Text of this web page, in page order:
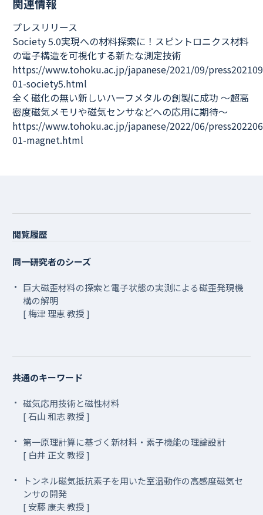
プレスリリース
Society 5.0実現への材料探索に！スピントロニクス材料
の電子構造を可視化する新たな測定技術
https://www.tohoku.ac.jp/japanese/2021/09/
01-society5.html
全く磁化の無い新しいハーフメタルの創製に成功 ～超高
密度磁気メモリや磁気センサなどへの応用に期待～
https://www.tohoku.ac.jp/japanese/2022/06/
01-magnet.html
閲覧履歴
同一研究者のシーズ
巨大磁歪材料の探索と電子状態の実測による磁歪発現機
構の解明
[ 梅津 理恵 教授 ]
共通のキーワード
磁気応用技術と磁性材料
[ 石山 和志 教授 ]
第一原理計算に基づく新材料・素子機能の理論設計
[ 白井 正文 教授 ]
トンネル磁気抵抗素子を用いた室温動作の高感度磁気セ
ンサの開発
[ 安藤 康夫 教授 ]